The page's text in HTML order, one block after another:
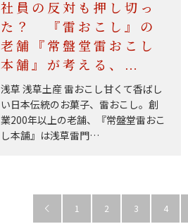
社員の反対も押し切っ
た？ 『雷おこし』の
老舗『常盤堂雷おこし
本舗』が考える、…
浅草 浅草土産 雷おこし甘くて香ばし
い日本伝統のお菓子、雷おこし。創
業200年以上の老舗、『常盤堂雷おこ
し本舗』は浅草雷門…
 1 2 3 4